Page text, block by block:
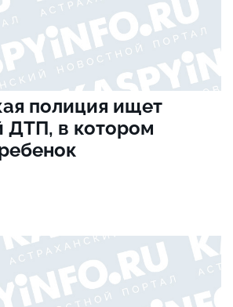
полиция ищет
ДТП, в котором